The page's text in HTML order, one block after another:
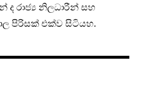
ද රාජ්‍ය නිලධාරීන් සහ
පිරිසක් එක්ව සිටියහ.